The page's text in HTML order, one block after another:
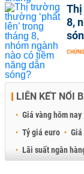
Thị
8,
LIÊN KẾT NỔI
Giá vàng hôm nay
Tỷ giá euro
Giá
Lãi suất ngân